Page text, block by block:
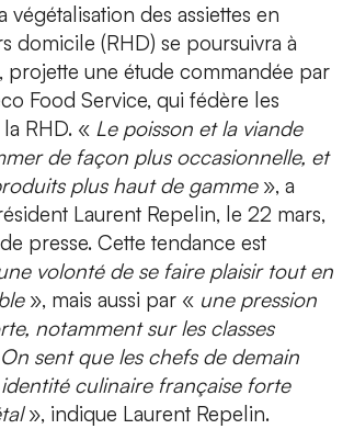
végétalisation des assiettes en
domicile (RHD) se poursuivra à
projette une étude commandée par
Food Service, qui fédère les
RHD. « Le poisson et la viande
de façon plus occasionnelle, et
plus haut de gamme», a
Laurent Repelin, le 22 mars,
presse. Cette tendance est
volonté de se faire plaisir tout en
», mais aussi par « une pression
notamment sur les classes
On sent que les chefs de demain
culinaire française forte
», indique Laurent Repelin.